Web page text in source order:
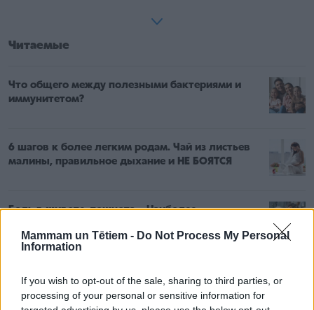
Mammam un Tētiem - Do Not Process My Personal
Information
If you wish to opt-out of the sale, sharing to third parties, or
processing of your personal or sensitive information for
Читаемые
Что общего между полезными бактериями и
иммунитетом?
6 шагов к более легким родам. Чай из листьев
малины, правильное дыхание и НЕ БОЯТСЯ
Боль в животе, тошнота... Наиболее
отличить пищевое отравление от желудочного
вируса